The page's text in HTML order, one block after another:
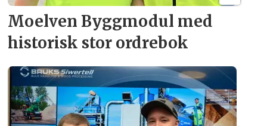
Moelven Byggmodul med
historisk stor ordrebok